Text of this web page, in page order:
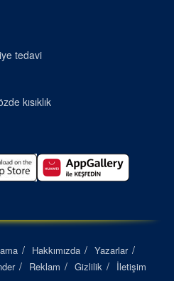
tedavi
kısıklık
Hakkımızda
Yazarlar
Reklam Gizlilik İletişim